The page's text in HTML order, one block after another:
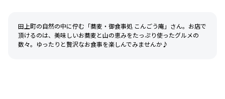
田上町の自然の中に佇む「蕎麦・御食事処 こんごう庵」さん。お店で
頂けるのは、美味しいお蕎麦と山の恵みをたっぷり使ったグルメの
数々。ゆったりと贅沢なお食事を楽しんでみませんか♪